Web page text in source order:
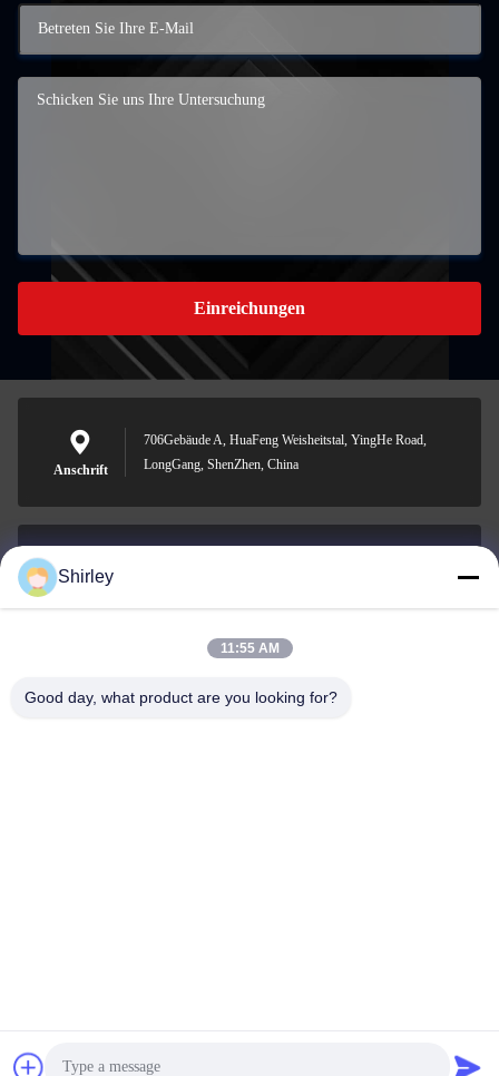
Einreichungen
Anschrift
706Gebäude A, HuaFeng Weisheitstal, YingHe Road,
LongGang, ShenZhen, China
E-Mail-Adresse
0086-18148506772
Shirley
11:55 AM
Good day, what product are you looking for?